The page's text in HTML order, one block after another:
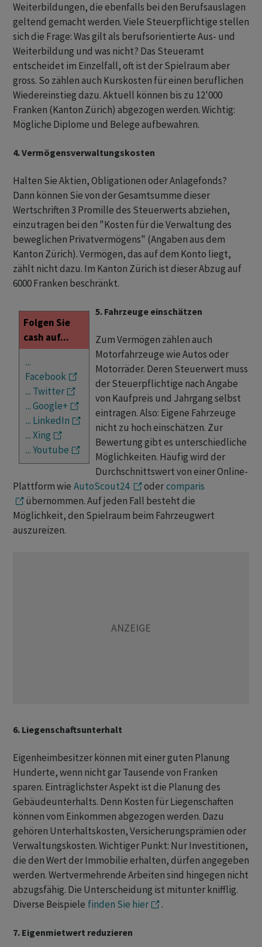
Weiterbildungen, die ebenfalls bei den Berufsauslagen
geltend gemacht werden. Viele Steuerpflichtige stellen
sich die Frage: Was gilt als berufsorientierte Aus- und
Weiterbildung und was nicht? Das Steueramt
entscheidet im Einzelfall, oft ist der Spielraum aber
gross. So zählen auch Kurskosten für einen beruflichen
Wiedereinstieg dazu. Aktuell können bis zu 12'000
Franken (Kanton Zürich) abgezogen werden. Wichtig:
Mögliche Diplome und Belege aufbewahren.
4. Vermögensverwaltungskosten
Halten Sie Aktien, Obligationen oder Anlagefonds?
Dann können Sie von der Gesamtsumme dieser
Wertschriften 3 Promille des Steuerwerts abziehen,
einzutragen bei den "Kosten für die Verwaltung des
beweglichen Privatvermögens" (Angaben aus dem
Kanton Zürich). Vermögen, das auf dem Konto liegt,
zählt nicht dazu. Im Kanton Zürich ist dieser Abzug auf
6000 Franken beschränkt.
Folgen Sie
cash auf...
...
Facebook
... Twitter
... Google+
... LinkedIn
... Xing
... Youtube
5. Fahrzeuge einschätzen
Zum Vermögen zählen auch
Motorfahrzeuge wie Autos oder
Motorräder. Deren Steuerwert muss
der Steuerpflichtige nach Angabe
von Kaufpreis und Jahrgang selbst
eintragen. Also: Eigene Fahrzeuge
nicht zu hoch einschätzen. Zur
Bewertung gibt es unterschiedliche
Möglichkeiten. Häufig wird der
Durchschnittswert von einer Online-
Plattform wie AutoScout24 odercomparis
übernommen. Auf jeden Fall besteht die
Möglichkeit, den Spielraum beim Fahrzeugwert
auszureizen.
6. Liegenschaftsunterhalt
Eigenheimbesitzer können mit einer guten Planung
Hunderte, wenn nicht gar Tausende von Franken
sparen. Einträglichster Aspekt ist die Planung des
Gebäudeunterhalts. Denn Kosten für Liegenschaften
können vom Einkommen abgezogen werden. Dazu
gehören Unterhaltskosten, Versicherungsprämien oder
Verwaltungskosten. Wichtiger Punkt: Nur Investitionen,
die den Wert der Immobilie erhalten, dürfen angegeben
werden. Wertvermehrende Arbeiten sind hingegen nicht
abzugsfähig. Die Unterscheidung ist mitunter knifflig.
Diverse Beispiele finden Sie hier .
7. Eigenmietwert reduzieren